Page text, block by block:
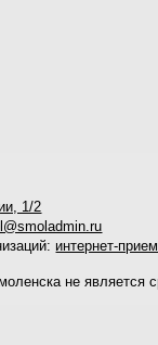
1/2
интернет-
не является